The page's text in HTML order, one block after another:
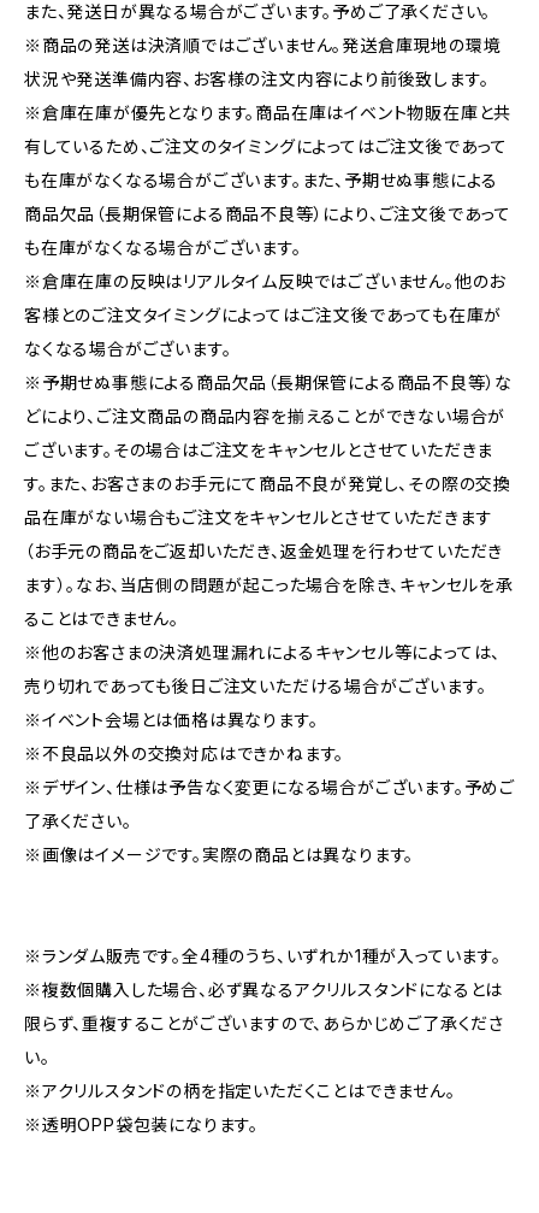
また、発送日が異なる場合がございます。予めご了承ください。
※商品の発送は決済順ではございません。発送倉庫現地の環境
状況や発送準備内容、お客様の注文内容により前後致します。
※倉庫在庫が優先となります。商品在庫はイベント物販在庫と共
有しているため、ご注文のタイミングによってはご注文後であって
も在庫がなくなる場合がございます。また、予期せぬ事態による
商品欠品（長期保管による商品不良等）により、ご注文後であって
も在庫がなくなる場合がございます。
※倉庫在庫の反映はリアルタイム反映ではございません。他のお
客様とのご注文タイミングによってはご注文後であっても在庫が
なくなる場合がございます。
※予期せぬ事態による商品欠品（長期保管による商品不良等）な
どにより、ご注文商品の商品内容を揃えることができない場合が
ございます。その場合はご注文をキャンセルとさせていただきま
す。また、お客さまのお手元にて商品不良が発覚し、その際の交換
品在庫がない場合もご注文をキャンセルとさせていただきます
（お手元の商品をご返却いただき、返金処理を行わせていただき
ます）。なお、当店側の問題が起こった場合を除き、キャンセルを承
ることはできません。
※他のお客さまの決済処理漏れによるキャンセル等によっては、
売り切れであっても後日ご注文いただける場合がございます。
※イベント会場とは価格は異なります。
※不良品以外の交換対応はできかねます。
※デザイン、仕様は予告なく変更になる場合がございます。予めご
了承ください。
※画像はイメージです。実際の商品とは異なります。
※ランダム販売です。全4種のうち、いずれか1種が入っています。
※複数個購入した場合、必ず異なるアクリルスタンドになるとは
限らず、重複することがございますので、あらかじめご了承くださ
い。
※アクリルスタンドの柄を指定いただくことはできません。
※透明OPP袋包装になります。